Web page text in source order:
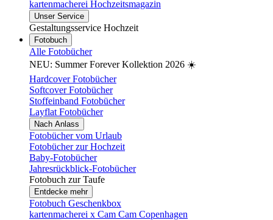
kartenmacherei Hochzeitsmagazin
Unser Service
Gestaltungsservice Hochzeit
Fotobuch
Alle Fotobücher
NEU: Summer Forever Kollektion 2026 ☀️
Hardcover Fotobücher
Softcover Fotobücher
Stoffeinband Fotobücher
Layflat Fotobücher
Nach Anlass
Fotobücher vom Urlaub
Fotobücher zur Hochzeit
Baby-Fotobücher
Jahresrückblick-Fotobücher
Fotobuch zur Taufe
Entdecke mehr
Fotobuch Geschenkbox
kartenmacherei x Cam Cam Copenhagen